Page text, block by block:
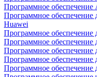
Программное обеспечение
Программное обеспечение
Huawei
Программное
Программное
Программное
Программное
Программное